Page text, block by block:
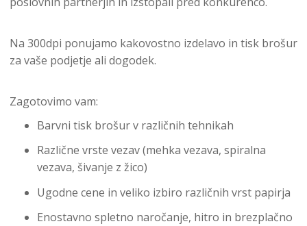
Na 300dpi ponujamo kakovostno izdelavo in tisk brošur
za vaše podjetje ali dogodek.
Zagotovimo vam:
Barvni tisk brošur v različnih tehnikah
Različne vrste vezav (mehka vezava, spiralna
vezava, šivanje z žico)
Ugodne cene in veliko izbiro različnih vrst papirja
Enostavno spletno naročanje, hitro in brezplačno